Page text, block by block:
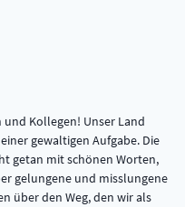
Kollegen! Unser Land
gewaltigen Aufgabe. Die
getan mit schönen Worten,
gelungene und misslungene
über den Weg, den wir als